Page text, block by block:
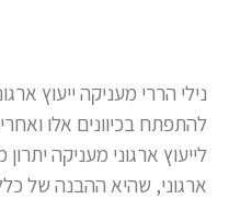
נילי הררי מעניקה ייעוץ
להתפתח בכיוונים אלו
לייעוץ ארגוני מעניקה
ארגוני, שהיא ההבנה של